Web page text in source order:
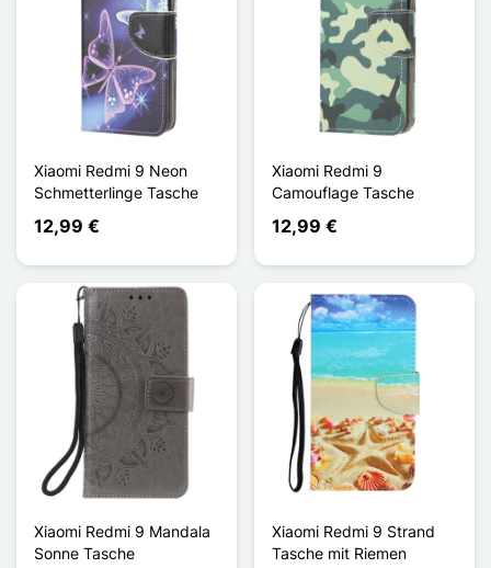
Xiaomi Redmi 9 Neon
Schmetterlinge Tasche
12,99 €
Xiaomi Redmi 9
Camouflage Tasche
12,99 €
Xiaomi Redmi 9 Mandala
Sonne Tasche
Xiaomi Redmi 9 Strand
Tasche mit Riemen